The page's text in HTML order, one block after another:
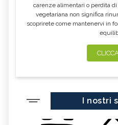
carenze alimentari o perdita
vegetariana non significa
scoprirete come mantenervi in
I nostri